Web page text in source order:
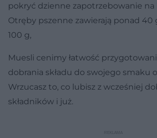
pokryć dzienne zapotrzebowanie na
Otręby pszenne zawierają ponad 40
100 g,
Muesli cenimy łatwość
dobrania składu do swojego smaku
Wrzucasz to, co lubisz z wcześniej
składników i już.